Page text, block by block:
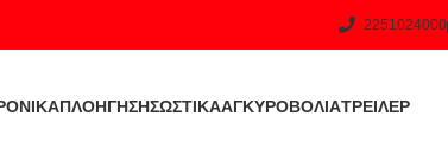
2251024000
ΠΛΟΗΓΗΣΗΣΩΣΤΙΚΑΑΓΚΥΡΟΒΟΛΙΑΤΡΕΙΛΕΡ